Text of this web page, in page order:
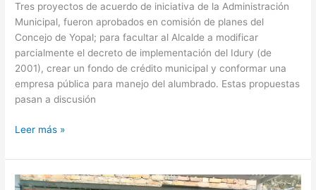
Tres proyectos de acuerdo de iniciativa de la Administración
Municipal, fueron aprobados en comisión de planes del
Concejo de Yopal; para facultar al Alcalde a modificar
parcialmente el decreto de implementación del Idury (de
2001), crear un fondo de crédito municipal y conformar una
empresa pública para manejo del alumbrado. Estas propuestas
pasan a discusión
Leer más »
Por